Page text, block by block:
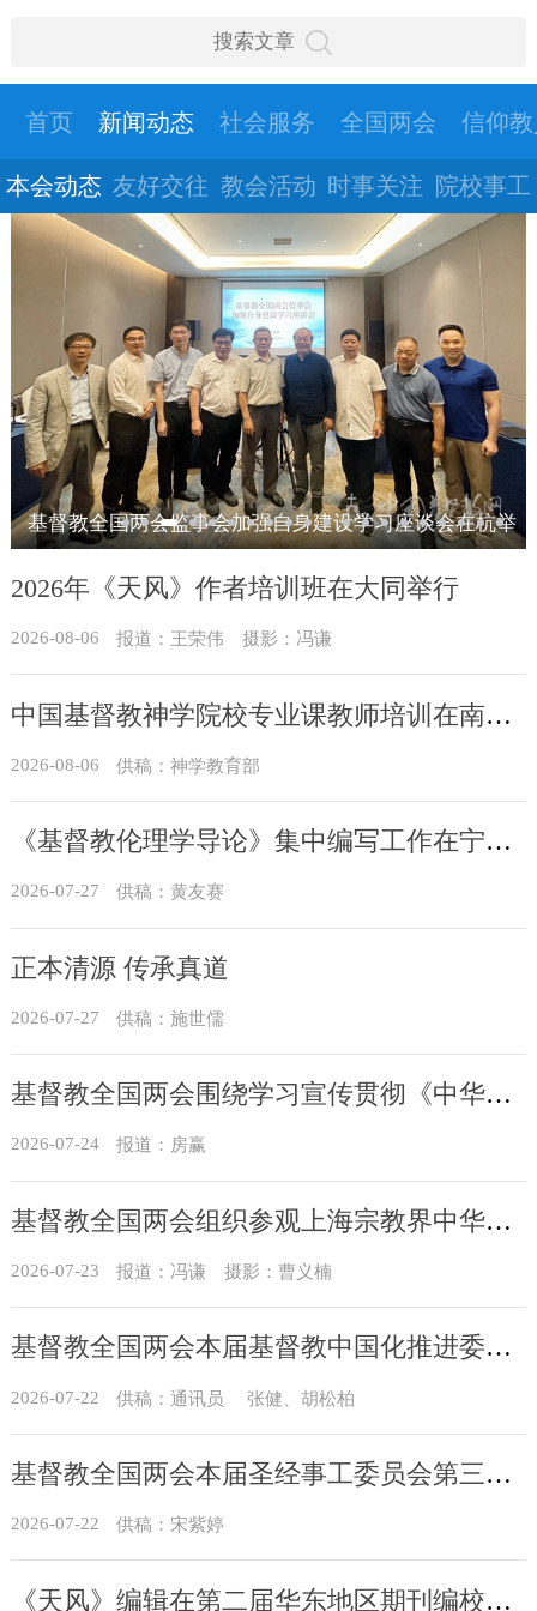
首页 新闻动态 社会服务 全国两会 信仰
本会动态 友好交往 教会活动 时事关注 院校事工
基督教全国两会监事会加强自身建设学习座谈会在杭举
2026年《天风》作者培训班在大同举行
2026-08-06 报道：王荣伟 摄影：冯谦
中国基督教神学院校专业课教师培训在南昌举办
2026-08-06 供稿：神学教育部
《基督教伦理学导论》集中编写工作在宁进行
2026-07-27 供稿：黄友赛
正本清源 传承真道
2026-07-27 供稿：施世儒
基督教全国两会围绕学习宣传贯彻《中华人民共和国民族团结进步促进法》开展集中研讨
2026-07-24 报道：房赢
基督教全国两会组织参观上海宗教界中华优秀传统文化周主题展
2026-07-23 报道：冯谦 摄影：曹义楠
基督教全国两会本届基督教中国化推进委员会在成都召开专题编写工作会议
2026-07-22 供稿：通讯员 张健、胡松柏
基督教全国两会本届圣经事工委员会第三次全体会议在河北邯郸召开
2026-07-22 供稿：宋紫婷
《天风》编辑在第二届华东地区期刊编校技能大赛中获奖